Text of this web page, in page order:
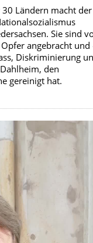
Ländern macht der
Sie sind
angebracht und
Diskriminierung
den
gereinigt hat.